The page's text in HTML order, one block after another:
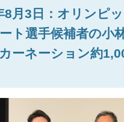
8月3日：オリンピ
ト選手候補者の小
ーネーション約